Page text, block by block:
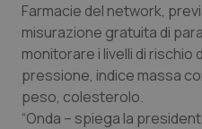
Lombardia
Marche
Molise
Dolore
Donna & Salute
Epatiti
Farmacie del network,
misurazione gratuita di
monitorare i livelli di rischio
pressione, indice massa
peso, colesterolo.
“Onda – spiega la